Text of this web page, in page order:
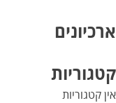
ארכיונים
קטגוריות
אין קטגוריות